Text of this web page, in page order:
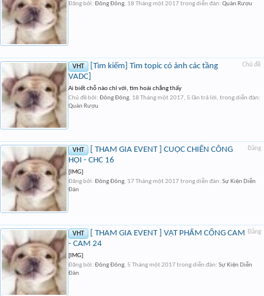
Đăng bởi: Đông Đông, 18 Tháng một 2017 trong diễn đàn: Quán Rượu
Chủ đề
VHT
[Tìm kiếm] Tìm topic có ảnh các tầng
VADC]
Ai biết chỗ nào chỉ với, tìm hoài chẳng thấy
Chủ đề bởi: Đông Đông, 18 Tháng một 2017, 5 lần trả lời, trong diễn đàn:
Quán Rượu
Đăng
VHT
[ THAM GIA EVENT ] CUỘC CHIẾN CÔNG
HỘI - CHC 16
[IMG]
Đăng bởi: Đông Đông, 17 Tháng một 2017 trong diễn đàn: Sự Kiện Diễn
Đàn
Đăng
VHT
[ THAM GIA EVENT ] VẬT PHẨM CỐNG CAM
- CAM 24
[IMG]
Đăng bởi: Đông Đông, 5 Tháng một 2017 trong diễn đàn: Sự Kiện Diễn
Đàn